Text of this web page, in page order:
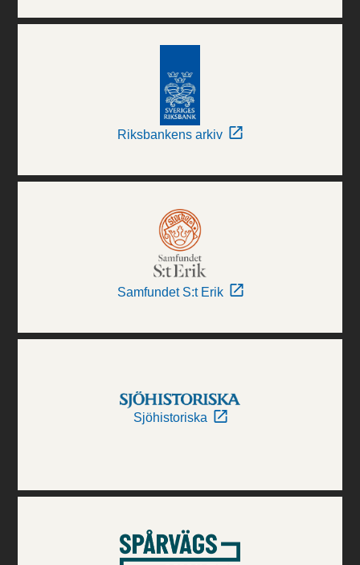
Riksbankens arkiv
Samfundet S:t Erik
Sjöhistoriska